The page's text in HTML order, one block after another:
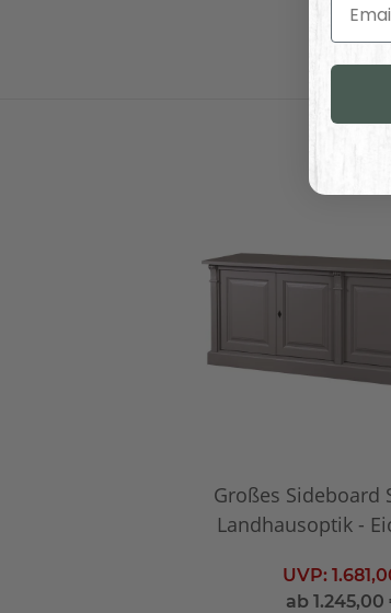
Großes Sideboard
Landhausoptik -
UVP:
ab 1.245,00